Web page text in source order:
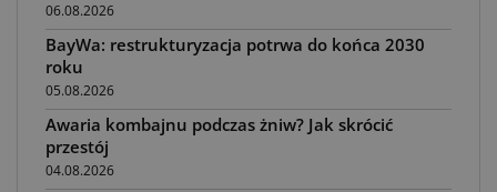
06.08.2026
BayWa: restrukturyzacja potrwa do końca 2030
roku
05.08.2026
Awaria kombajnu podczas żniw? Jak skrócić
przestój
04.08.2026